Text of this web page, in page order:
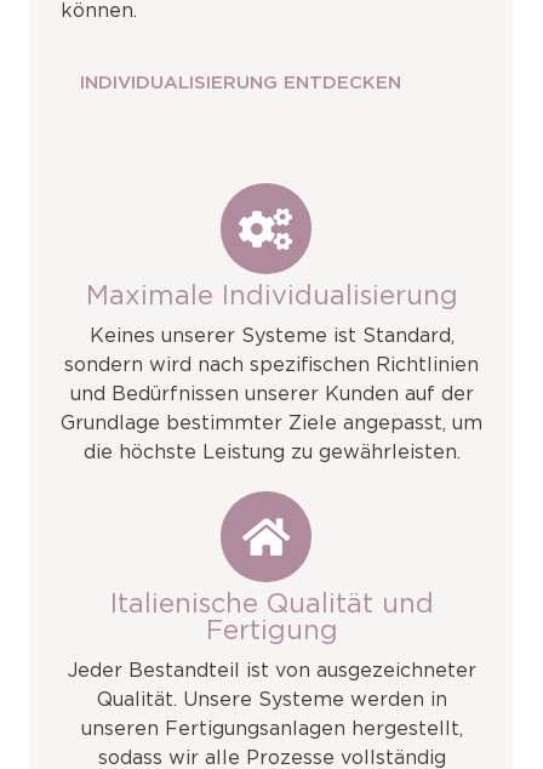
können.
INDIVIDUALISIERUNG ENTDECKEN
Maximale Individualisierung
Keines unserer Systeme ist Standard,
sondern wird nach spezifischen Richtlinien
und Bedürfnissen unserer Kunden auf der
Grundlage bestimmter Ziele angepasst, um
die höchste Leistung zu gewährleisten.
Italienische Qualität und
Fertigung
Jeder Bestandteil ist von ausgezeichneter
Qualität. Unsere Systeme werden in
unseren Fertigungsanlagen hergestellt,
sodass wir alle Prozesse vollständig